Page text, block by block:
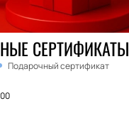
СЕРТИФИКАТЫ
Подарочный сертификат